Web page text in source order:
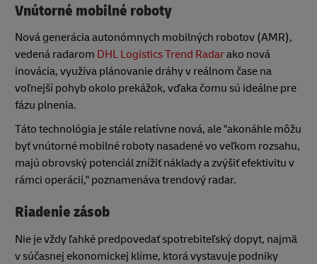
Vnútorné mobilné roboty
Nová generácia autonómnych mobilných robotov (AMR),
vedená radarom DHL Logistics Trend Radarako nová
inovácia, využíva plánovanie dráhy v reálnom čase na
voľnejší pohyb okolo prekážok, vďaka čomu sú ideálne pre
fázu plnenia.
Táto technológia je stále relatívne nová, ale "akonáhle môžu
byť vnútorné mobilné roboty nasadené vo veľkom rozsahu,
majú obrovský potenciál znížiť náklady a zvýšiť efektivitu v
rámci operácií," poznamenáva trendový radar.
Riadenie zásob
Nie je vždy ľahké predpovedať spotrebiteľský dopyt, najmä
v súčasnej ekonomickej klíme, ktorá vystavuje podniky